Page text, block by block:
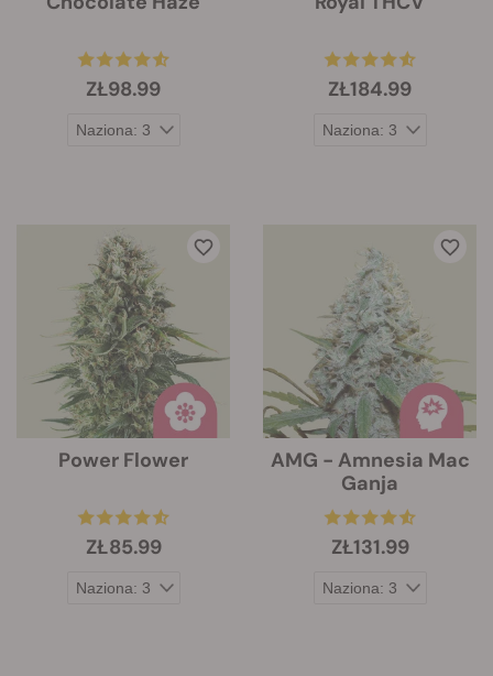
ZŁ98.99 ZŁ184.99
Power Flower
ZŁ85.99
AMG - Amnesia Mac
Ganja
ZŁ131.99